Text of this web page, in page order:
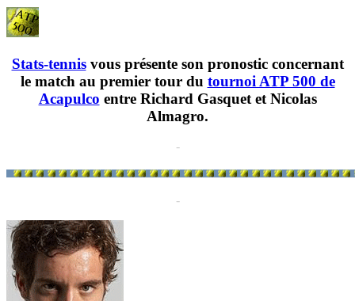
Stats-tennisvous présente son pronostic concernant
le match au premier tour du tournoi ATP 500 de
Acapulco entre Richard Gasquet et Nicolas
Almagro.
-
-